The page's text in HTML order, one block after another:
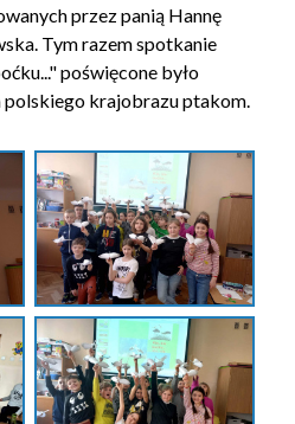
przez panią Hannę
Tym razem spotkanie
poświęcone było
krajobrazu ptakom.